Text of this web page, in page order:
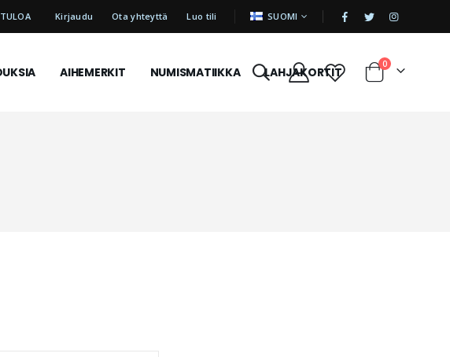
Kirjaudu Ota yhteyttä Luo tili KIELI SUOMI |
AIHEMERKIT NUMISMATIIKKA LAHJAKORTIT Cart
0tuotetta